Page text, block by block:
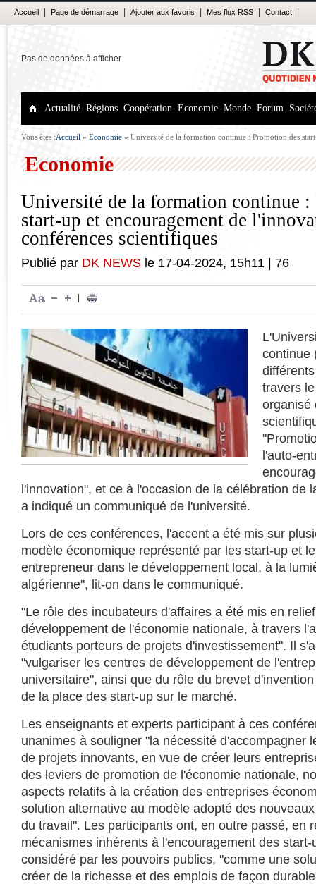
Accueil Page de démarrage Ajouter aux favoris Mes flux RSS Contact
Pas de données à afficher
Actualité Régions Coopération Economie Monde Forum
Vous êtes :Accueil » Economie » Université de la formation continue : Promotion des
Economie
Université de la formation continue :
start-up et encouragement de
conférences scientifiques
Publié par DK NEWS le 17-04-2024, 15h11 76
continue
travers
organisé
l'auto-
l'innovation", et ce à l'occasion de la célébration de
a indiqué un communiqué de l'université.
Lors de ces conférences, l'accent a été mis sur
modèle économique représenté par les start-up et
entrepreneur dans le développement local, à la
algérienne", lit-on dans le communiqué.
"Le rôle des incubateurs d'affaires a été mis en
développement de l'économie nationale, à travers
étudiants porteurs de projets d'investissement". Il
"vulgariser les centres de développement de
universitaire", ainsi que du rôle du brevet
de la place des start-up sur le marché.
Les enseignants et experts participant à ces
unanimes à souligner "la nécessité d'accompagner
de projets innovants, en vue de créer leurs
des leviers de promotion de l'économie nationale,
aspects relatifs à la création des entreprises
solution alternative au modèle adopté des
du travail". Les participants ont, en outre passé, en
mécanismes inhérents à l'encouragement des start-
considéré par les pouvoirs publics, "comme une
créer de la richesse et des emplois de façon